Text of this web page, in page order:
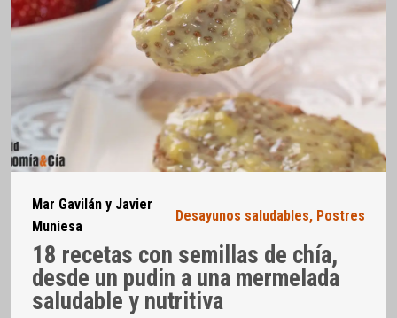
Mar Gavilán y Javier
Muniesa
Desayunos saludables, Postres
18 recetas con semillas de chía,
desde un pudin a una mermelada
saludable y nutritiva